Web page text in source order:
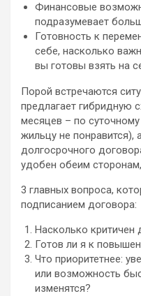
Финансовые
подразумевает
Готовность к
себе, насколько
вы готовы взять на
Порой встречаются
предлагает гибридную
месяцев – по
жильцу не понравится),
долгосрочного
удобен обеим
3 главных вопроса,
подписанием договора:
Насколько критичен
Готов ли я к
Что приоритетнее:
или возможность
изменятся?